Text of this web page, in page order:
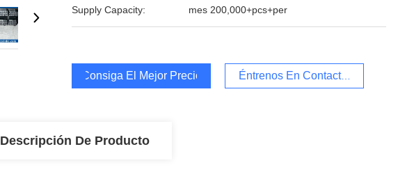
Supply Capacity: mes 200,000+pcs+per
Consiga El Mejor Precio Éntrenos En Contacto Con
Descripción De Producto